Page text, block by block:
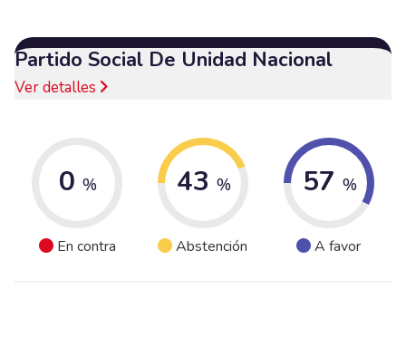
Partido Social De Unidad Nacional
Ver detalles
0 %
En contra
43 %
Abstención
57 %
A favor